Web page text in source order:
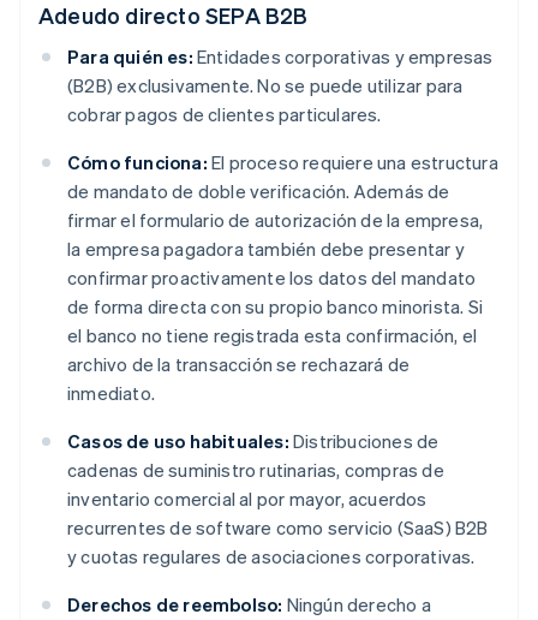
Adeudo directo SEPA B2B
Para quién es: Entidades corporativas y empresas
(B2B) exclusivamente. No se puede utilizar para
cobrar pagos de clientes particulares.
Cómo funciona: El proceso requiere una estructura
de mandato de doble verificación. Además de
firmar el formulario de autorización de la empresa,
la empresa pagadora también debe presentar y
confirmar proactivamente los datos del mandato
de forma directa con su propio banco minorista. Si
el banco no tiene registrada esta confirmación, el
archivo de la transacción se rechazará de
inmediato.
Casos de uso habituales: Distribuciones de
cadenas de suministro rutinarias, compras de
inventario comercial al por mayor, acuerdos
recurrentes de software como servicio (SaaS) B2B
y cuotas regulares de asociaciones corporativas.
Derechos de reembolso: Ningún derecho a